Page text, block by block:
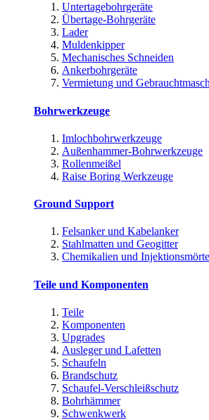
Untertagebohrgeräte
Übertage-Bohrgeräte
Lader
Muldenkipper
Mechanisches Schneiden
Ankerbohrgeräte
Vermietung und
Bohrwerkzeuge
Imlochbohrwerkzeuge
Außenhammer-Bohrwerkzeuge
Rollenmeißel
Raise Boring Werkzeuge
Ground Support
Felsanker und Kabelanker
Stahlmatten und Geogitter
Chemikalien und
Teile und Komponenten
Teile
Komponenten
Upgrades
Ausleger und Lafetten
Schaufeln
Brandschutz
Schaufel-Verschleißschutz
Bohrhämmer
Schwenkwerk